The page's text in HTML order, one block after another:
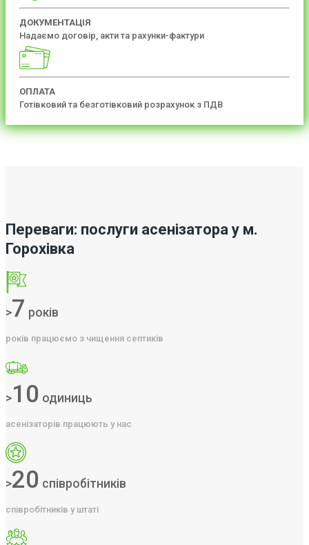
ДОКУМЕНТАЦІЯ
Надаємо договір, акти та рахунки-фактури
ОПЛАТА
Готівковий та безготівковий розрахунок з ПДВ
Переваги: послуги асенізатора у м.
Горохівка
>7 років
років працюємо з чищення септиків
>10 одиниць
асенізаторів працюють у нас
>20 співробітників
співробітників у штаті